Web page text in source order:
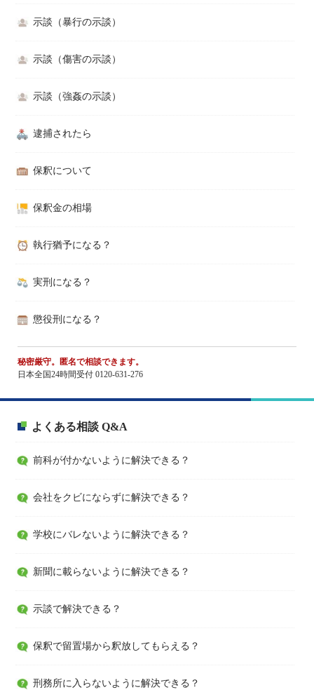
示談（暴行の示談）
示談（傷害の示談）
示談（強姦の示談）
逮捕されたら
保釈について
保釈金の相場
執行猶予になる？
実刑になる？
懲役刑になる？
秘密厳守。匿名で相談できます。
日本全国24時間受付 0120-631-276
よくある相談 Q&A
前科が付かないように解決できる？
会社をクビにならずに解決できる？
学校にバレないように解決できる？
新聞に載らないように解決できる？
示談で解決できる？
保釈で留置場から釈放してもらえる？
刑務所に入らないように解決できる？